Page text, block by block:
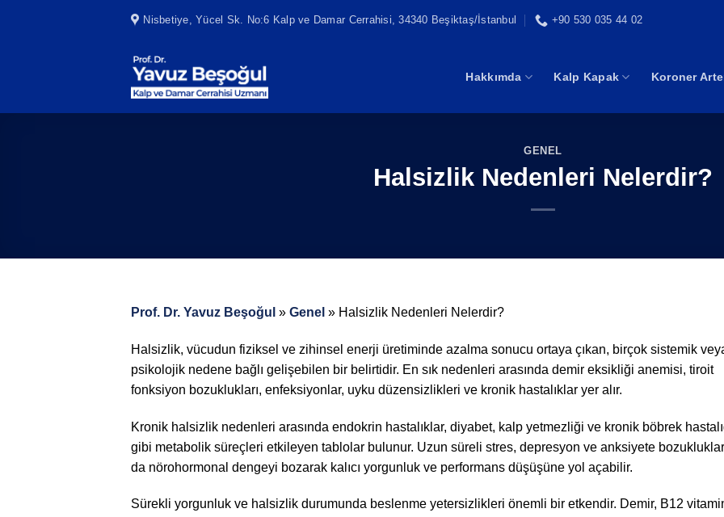
Nisbetiye, Yücel Sk. No:6 Kalp ve Damar Cerrahisi, 34340 Beşiktaş/İstanbul +90 530 035 44 02
Hakkımda Kalp Kapak Koroner
GENEL
Halsizlik Nedenleri Nelerdir?
Prof. Dr. Yavuz Beşoğul » Genel » Halsizlik Nedenleri Nelerdir?
Halsizlik, vücudun fiziksel ve zihinsel enerji üretiminde azalma sonucu ortaya çıkan, birçok sistemik
psikolojik nedene bağlı gelişebilen bir belirtidir. En sık nedenleri arasında demir eksikliği anemisi, tiroit
fonksiyon bozuklukları, enfeksiyonlar, uyku düzensizlikleri ve kronik hastalıklar yer alır.
Kronik halsizlik nedenleri arasında endokrin hastalıklar, diyabet, kalp yetmezliği ve kronik böbrek
gibi metabolik süreçleri etkileyen tablolar bulunur. Uzun süreli stres, depresyon ve anksiyete
da nörohormonal dengeyi bozarak kalıcı yorgunluk ve performans düşüşüne yol açabilir.
Sürekli yorgunluk ve halsizlik durumunda beslenme yetersizlikleri önemli bir etkendir. Demir, B12